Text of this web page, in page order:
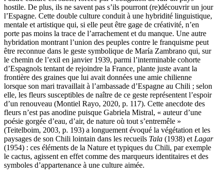
hostile. De plus, ils ne savent pas s’ils pourront (re)découvrir un jour
l’Espagne. Cette double culture conduit à une hybridité linguistique,
mentale et artistique qui, si elle peut être gage de créativité, n’en
porte pas moins la trace de l’arrachement et du manque. Une autre
hybridation montrant l’union des peuples contre le franquisme peut
être reconnue dans le geste symbolique de María Zambrano qui, sur
le chemin de l’exil en janvier 1939, parmi l’interminable cohorte
d’Espagnols tentant de rejoindre la France, plante juste avant la
frontière des graines que lui avait données une amie chilienne
lorsque son mari travaillait à l’ambassade d’Espagne au Chili ; selon
elle, les fleurs susceptibles de naître de ce geste représentent l’espoir
d’un renouveau (Montiel Rayo, 2020, p. 117). Cette anecdote des
fleurs n’est pas anodine puisque Gabriela Mistral, « auteur d’une
poésie gorgée d’eau, d’air, de nature où tout s’entremêle »
(Teitelboim, 2003, p. 193) a longuement évoqué la végétation et les
paysages de son Chili lointain dans les recueils Tala (1938) et Lagar
(1954) : ces éléments de la Nature et typiques du Chili, par exemple
le cactus, agissent en effet comme des marqueurs identitaires et des
symboles d’appartenance à une culture aimée.